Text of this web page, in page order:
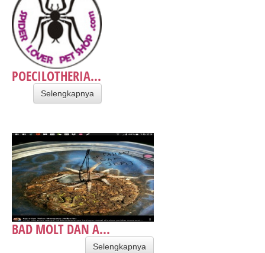
POECILOTHERIA...
Selengkapnya
BAD MOLT DAN A...
Selengkapnya